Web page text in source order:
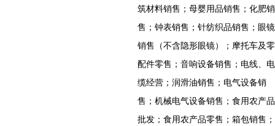
筑材料销售；母婴用品销售；化肥销
售；钟表销售；针纺织品销售；眼镜
销售（不含隐形眼镜）；摩托车及零
配件零售；音响设备销售；电线、电
缆经营；润滑油销售；电气设备销
售；机械电气设备销售；食用农产品
批发；食用农产品零售；箱包销售；